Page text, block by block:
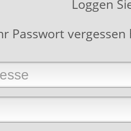
Loggen
Passwort